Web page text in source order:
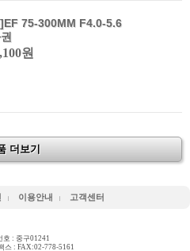
75-300MM F4.0-5.6
원
더보기
이용안내 고객센터
호 : 중구01241
스 : FAX:02-778-5161